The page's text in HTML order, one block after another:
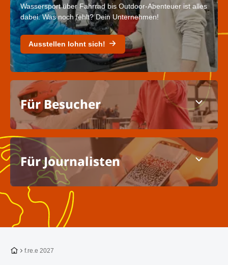
Wassersport über Fahrrad bis Outdoor-Abenteuer ist alles
dabei. Was noch fehlt? Dein Unternehmen!
Ausstellen lohnt sich!
Für Besucher
Für Journalisten
Zur Startseite
f.re.e 2027